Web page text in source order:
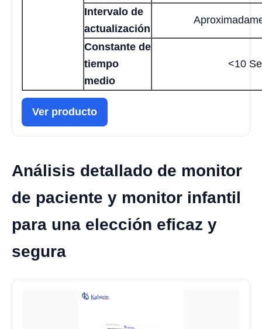
Intervalo de
actualización
Constante de
tiempo
medio
<10
Ver producto
Análisis detallado de monitor
de paciente y monitor infantil
para una elección eficaz y
segura